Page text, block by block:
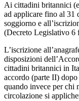
Ai cittadini britannici
ad applicare fino al 31
soggiorno e
(Decreto Legislativo 6
L’iscrizione
disposizioni
cittadini britannici in
accordo (parte II)
quando invece per chi
circolazione si